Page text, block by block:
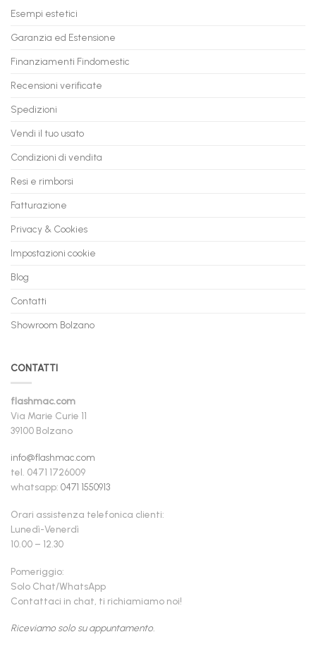
anche
a
in
con
Esempi estetici
Garanzia ed Estensione
Finanziamenti Findomestic
Recensioni verificate
Spedizioni
Vendi il tuo usato
Condizioni di vendita
Resi e rimborsi
Fatturazione
Privacy & Cookies
Impostazioni cookie
Blog
Contatti
Showroom Bolzano
CONTATTI
flashmac.com
Via Marie Curie 11
39100 Bolzano
info@flashmac.com
tel. 0471 1726009
whatsapp: 0471 1550913
Orari assistenza telefonica clienti:
Lunedì-Venerdì
10.00 – 12.30
Pomeriggio:
Solo Chat/WhatsApp
Contattaci in chat, ti richiamiamo noi!
Riceviamo solo su appuntamento.